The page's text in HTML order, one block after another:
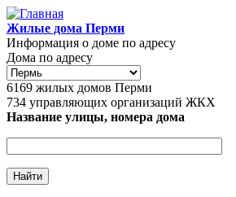
Перейти к основному содержанию
Жилые дома Перми
Информация о доме по адресу
Дома по адресу
6169 жилых домов Перми
734 управляющих организаций ЖКХ
Название улицы, номера дома